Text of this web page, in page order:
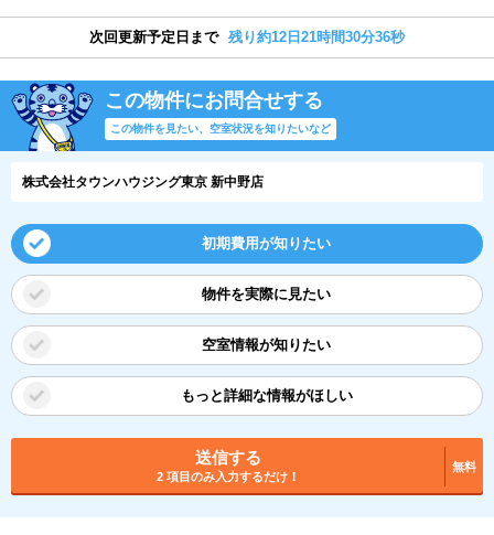
次回更新予定日まで 残り約12日21時間30分36秒
この物件にお問合せする
この物件を見たい、空室状況を知りたいなど
株式会社タウンハウジング東京 新中野店
初期費用が知りたい
物件を実際に見たい
空室情報が知りたい
もっと詳細な情報がほしい
送信する
2 項目のみ入力するだけ！
無料